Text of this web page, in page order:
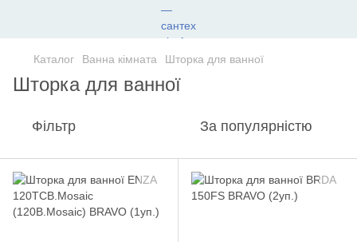
Каталог Ванна кімната Шторка для ванної
Шторка для ванної
Фільтр За популярністю